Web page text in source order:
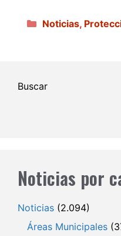
Categorías
Noticias,
Buscar
Noticias por
Noticias (2.094)
Áreas Municipales